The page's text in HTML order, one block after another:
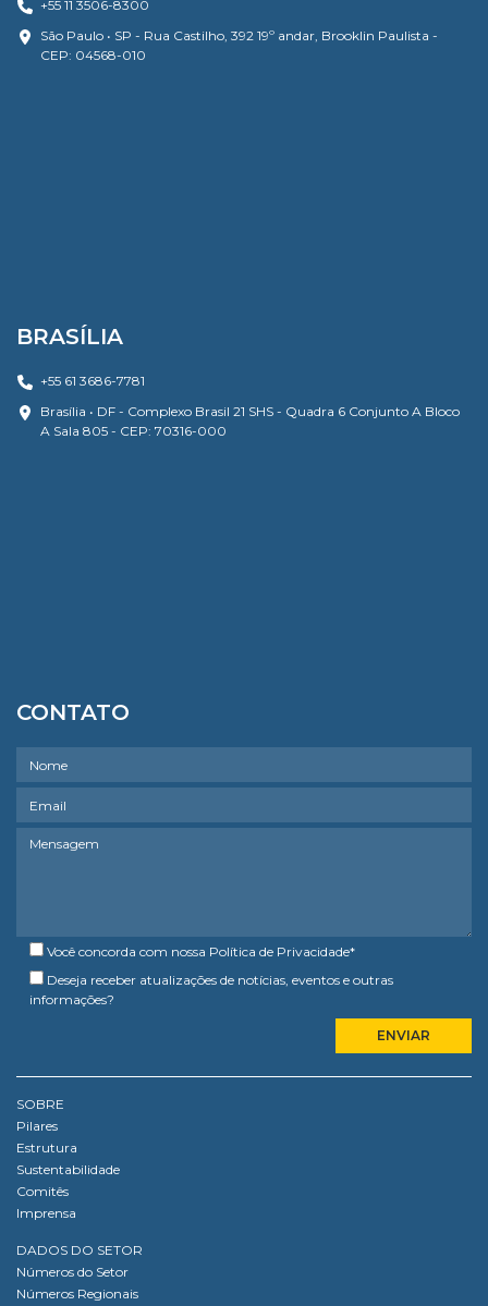
+55 11 3506-8300
São Paulo • SP - Rua Castilho, 392 19º andar, Brooklin Paulista -
CEP: 04568-010
BRASÍLIA
+55 61 3686-7781
Brasília • DF - Complexo Brasil 21 SHS - Quadra 6 Conjunto A Bloco
A Sala 805 - CEP: 70316-000
CONTATO
Você concorda com nossa Política de Privacidade*
Deseja receber atualizações de notícias, eventos e outras
informações?
SOBRE
Pilares
Estrutura
Sustentabilidade
Comitês
Imprensa
DADOS DO SETOR
Números do Setor
Números Regionais